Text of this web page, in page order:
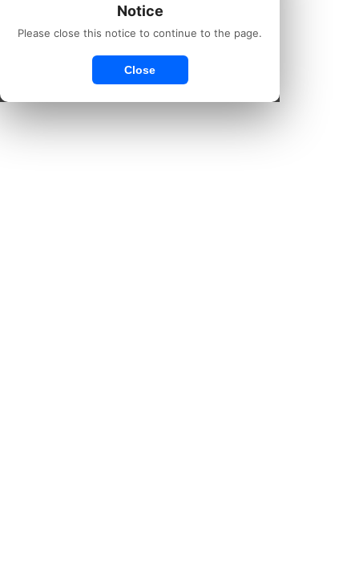
Notice
Please close this notice to continue to the page.
Close